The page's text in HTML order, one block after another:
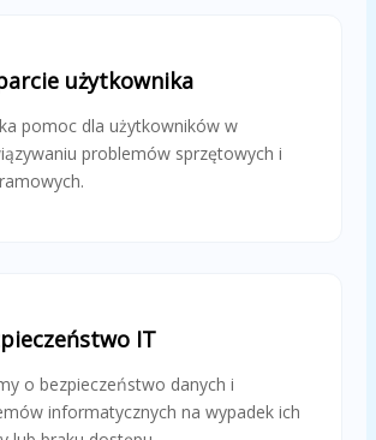
użytkownika
pomoc dla użytkowników w
problemów sprzętowych i
IT
o bezpieczeństwo danych i
informatycznych na wypadek ich